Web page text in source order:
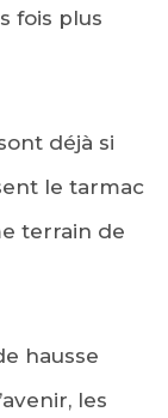
fois plus
déjà si
le tarmac
terrain de
hausse
les